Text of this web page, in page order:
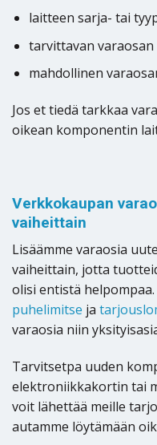
laitteen sarja- tai
tarvittavan
mahdollinen
Jos et tiedä tarkkaa
oikean komponentin
Verkkokaupan
vaiheittain
Lisäämme varaosia
vaiheittain, jotta
olisi entistä
puhelimitse ja
varaosia niin
Tarvitsetpa uuden
elektroniikkakortin tai
voit lähettää meille
autamme löytämään